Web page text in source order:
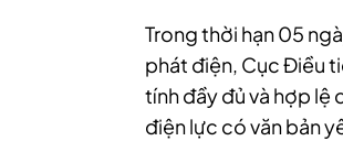
Trong thời hạn 05
phát điện, Cục Điều
tính đầy đủ và hợp lệ
điện lực có văn bản